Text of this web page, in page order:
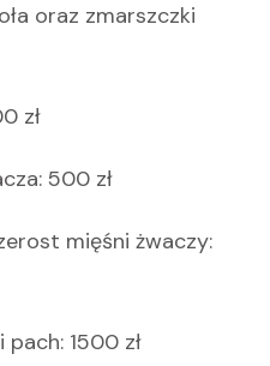
oraz zmarszczki
zł
500 zł
mięśni żwaczy:
1500 zł